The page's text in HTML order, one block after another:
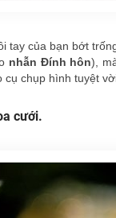
tay của bạn bớt
nhẫn Đính hôn),
chụp hình tuyệt
cưới.